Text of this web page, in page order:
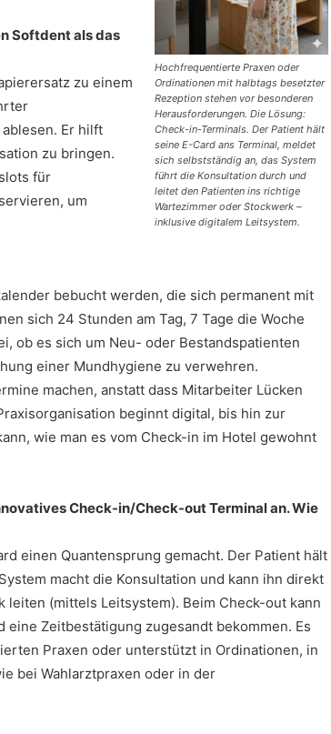
Hochfrequentierte Praxen oder
Ordinationen mit halbtags besetzter
Rezeption stehen vor besonderen
Herausforderungen. Die Lösung:
Check-in-Terminals. Der Patient hält
seine E-Card ans Terminal, meldet
sich selbstständig an, das System
führt die Konsultation durch und
leitet den Patienten ins richtige
Wartezimmer oder Stockwerk –
inklusive digitalem Leitsystem.
Softdent als das
zu einem
Er hilft
zu bringen.
für
um
bebucht werden, die sich permanent mit
sich 24 Stunden am Tag, 7 Tage die Woche
ob es sich um Neu- oder Bestandspatienten
einer Mundhygiene zu verwehren.
machen, anstatt dass Mitarbeiter Lücken
beginnt digital, bis hin zur
wie man es vom Check-in im Hotel gewohnt
Check-in/Check-out Terminal an. Wie
einen Quantensprung gemacht. Der Patient hält
macht die Konsultation und kann ihn direkt
(mittels Leitsystem). Beim Check-out kann
Zeitbestätigung zugesandt bekommen. Es
Praxen oder unterstützt in Ordinationen, in
bei Wahlarztpraxen oder in der